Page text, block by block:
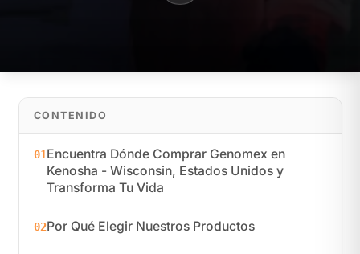
CONTENIDO
01Encuentra Dónde Comprar Genomex en
Kenosha - Wisconsin, Estados Unidos y
Transforma Tu Vida
02Por Qué Elegir Nuestros Productos